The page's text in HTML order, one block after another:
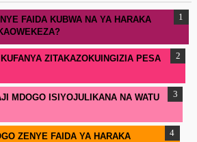
FAIDA KUBWA NA YA HARAKA
ZITAKAZOKUINGIZIA PESA
MDOGO ISIYOJULIKANA NA WATU
ZENYE FAIDA YA HARAKA